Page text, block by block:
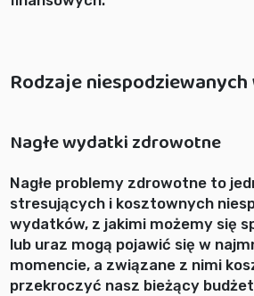
Rodzaje
Nagłe wydatki zdrowotne
Nagłe problemy zdrowotne to
stresujących i kosztownych
wydatków, z jakimi możemy się
lub uraz mogą pojawić się w
momencie, a związane z nimi
przekroczyć nasz bieżący